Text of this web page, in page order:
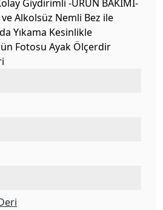
Giydirimli -ÜRÜN BAKIMI-
Alkolsüz Nemli Bez ile
Yıkama Kesinlikle
Fotosu Ayak Ölçerdir